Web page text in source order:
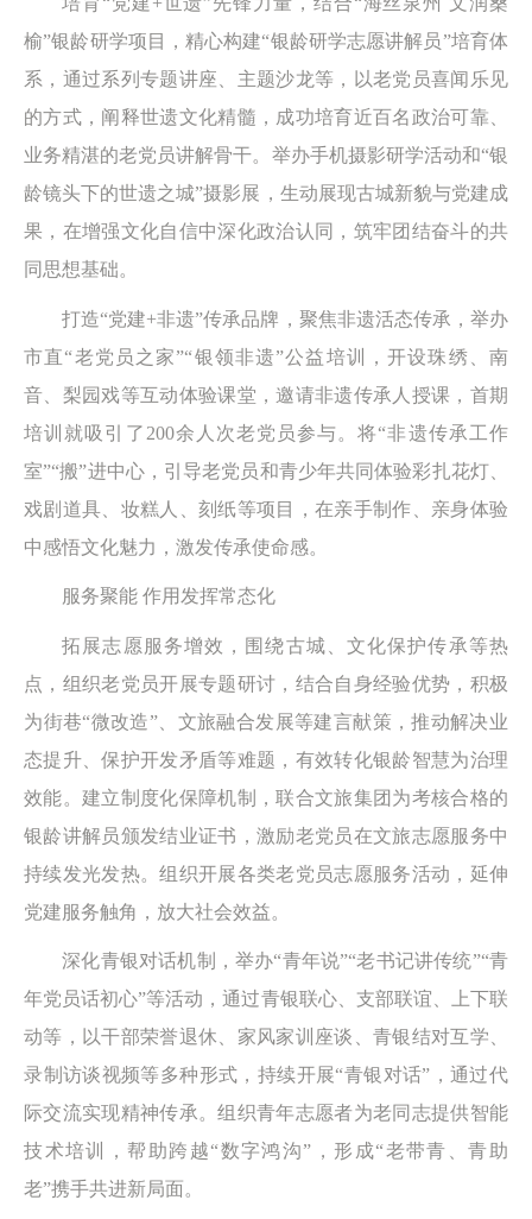
榆”银龄研学项目，精心构建“银龄研学志愿讲解员”培育体
系，通过系列专题讲座、主题沙龙等，以老党员喜闻乐见
的方式，阐释世遗文化精髓，成功培育近百名政治可靠、
业务精湛的老党员讲解骨干。举办手机摄影研学活动和“银
龄镜头下的世遗之城”摄影展，生动展现古城新貌与党建成
果，在增强文化自信中深化政治认同，筑牢团结奋斗的共
同思想基础。
打造“党建+非遗”传承品牌，聚焦非遗活态传承，举办
市直“老党员之家”“银领非遗”公益培训，开设珠绣、南
音、梨园戏等互动体验课堂，邀请非遗传承人授课，首期
培训就吸引了200余人次老党员参与。将“非遗传承工作
室”“搬”进中心，引导老党员和青少年共同体验彩扎花灯、
戏剧道具、妆糕人、刻纸等项目，在亲手制作、亲身体验
中感悟文化魅力，激发传承使命感。
服务聚能 作用发挥常态化
拓展志愿服务增效，围绕古城、文化保护传承等热
点，组织老党员开展专题研讨，结合自身经验优势，积极
为街巷“微改造”、文旅融合发展等建言献策，推动解决业
态提升、保护开发矛盾等难题，有效转化银龄智慧为治理
效能。建立制度化保障机制，联合文旅集团为考核合格的
银龄讲解员颁发结业证书，激励老党员在文旅志愿服务中
持续发光发热。组织开展各类老党员志愿服务活动，延伸
党建服务触角，放大社会效益。
深化青银对话机制，举办“青年说”“老书记讲传统”“青
年党员话初心”等活动，通过青银联心、支部联谊、上下联
动等，以干部荣誉退休、家风家训座谈、青银结对互学、
录制访谈视频等多种形式，持续开展“青银对话”，通过代
际交流实现精神传承。组织青年志愿者为老同志提供智能
技术培训，帮助跨越“数字鸿沟”，形成“老带青、青助
老”携手共进新局面。